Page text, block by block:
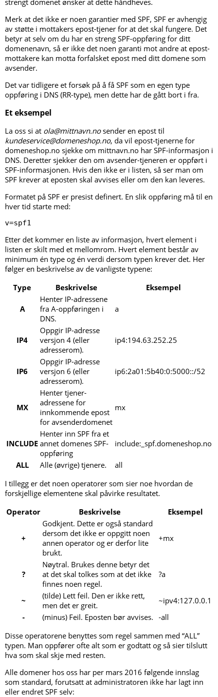
Merk at det ikke er noen garantier med SPF, SPF er avhengig
av støtte i mottakers epost-tjener for at det skal fungere. Det
betyr at selv om du har en streng SPF-oppføring for ditt
domenenavn, så er ikke det noen garanti mot andre at epost-
mottakere kan motta forfalsket epost med ditt domene som
avsender.
Det var tidligere et forsøk på å få SPF som en egen type
oppføring i DNS (RR-type), men dette har de gått bort i fra.
Et eksempel
La oss si at ola@mittnavn.nosender en epost til
kundeservice@domeneshop.no, da vil epost-tjenerne for
domeneshop.no sjekke om mittnavn.no har SPF-informasjon i
DNS. Deretter sjekker den om avsender-tjeneren er oppført i
SPF-informasjonen. Hvis den ikke er i listen, så ser man om
SPF krever at eposten skal avvises eller om den kan leveres.
Formatet på SPF er presist definert. En slik oppføring må til en
hver tid starte med:
v=spf1
Etter det kommer en liste av informasjon, hvert element i
listen er skilt med et mellomrom. Hvert element består av
minimum én type og én verdi dersom typen krever det. Her
følger en beskrivelse av de vanligste typene:
Type
Beskrivelse Eksempel
A
Henter IP-adressene
fra A-oppføringen i
DNS.
a
IP4
Oppgir IP-adresse
versjon 4 (eller
adresserom).
ip4:194.63.252.25
IP6
Oppgir IP-adresse
versjon 6 (eller
adresserom).
ip6:2a01:5b40:0:5000::/52
MX
Henter tjener-
adressene for
innkommende epost
for avsenderdomenet
mx
INCLUDE
Henter inn SPF fra et
annet domenes SPF-
oppføring
include:_spf.domeneshop.no
ALL Alle (øvrige) tjenere.
all
I tillegg er det noen operatorer som sier noe hvordan de
forskjellige elementene skal påvirke resultatet.
Operator
Beskrivelse Eksempel
+
Godkjent. Dette er også standard
dersom det ikke er oppgitt noen
annen operator og er derfor lite
brukt.
+mx
?
Nøytral. Brukes denne betyr det
at det skal tolkes som at det ikke
finnes noen regel.
?a
~
(tilde) Lett feil. Den er ikke rett,
men det er greit.
~ipv4:127.0.0.1
-
(minus) Feil. Eposten bør avvises. -all
Disse operatorene benyttes som regel sammen med “ALL”
typen. Man oppfører ofte alt som er godtatt og så sier tilslutt
hva som skal skje med resten.
Alle domener hos oss har per mars 2016 følgende innslag
som standard, forutsatt at administratoren ikke har lagt inn
eller endret SPF selv: